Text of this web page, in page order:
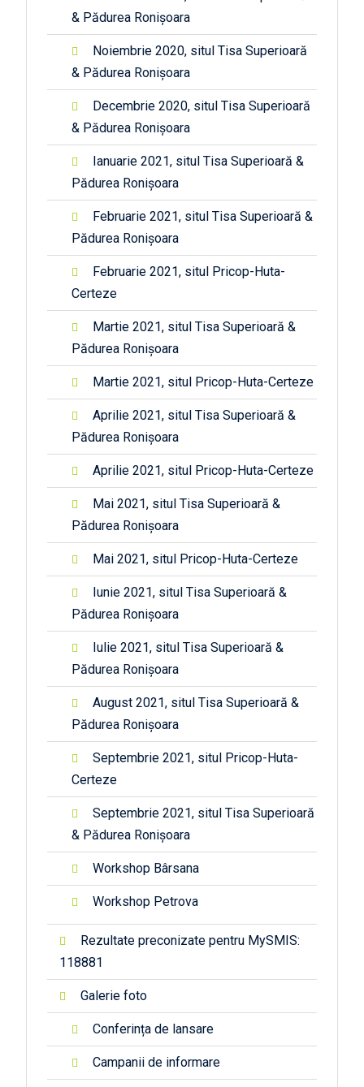
& Pădurea Ronișoara
Noiembrie 2020, situl Tisa Superioară
& Pădurea Ronișoara
Decembrie 2020, situl Tisa Superioară
& Pădurea Ronișoara
Ianuarie 2021, situl Tisa Superioară &
Pădurea Ronișoara
Februarie 2021, situl Tisa Superioară &
Pădurea Ronișoara
Februarie 2021, situl Pricop-Huta-
Certeze
Martie 2021, situl Tisa Superioară &
Pădurea Ronișoara
Martie 2021, situl Pricop-Huta-Certeze
Aprilie 2021, situl Tisa Superioară &
Pădurea Ronișoara
Aprilie 2021, situl Pricop-Huta-Certeze
Mai 2021, situl Tisa Superioară &
Pădurea Ronișoara
Mai 2021, situl Pricop-Huta-Certeze
Iunie 2021, situl Tisa Superioară &
Pădurea Ronișoara
Iulie 2021, situl Tisa Superioară &
Pădurea Ronișoara
August 2021, situl Tisa Superioară &
Pădurea Ronișoara
Septembrie 2021, situl Pricop-Huta-
Certeze
Septembrie 2021, situl Tisa Superioară
& Pădurea Ronișoara
Workshop Bârsana
Workshop Petrova
Rezultate preconizate pentru MySMIS:
118881
Galerie foto
Conferința de lansare
Campanii de informare